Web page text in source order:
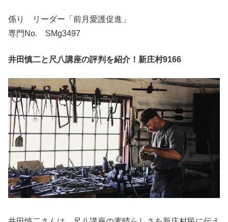
係り リーダー「前月愛護促進」
専門No. SMg3497
井田慎二と尺八講座の評判を紹介！新庄村9166